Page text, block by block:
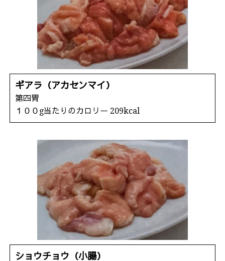
ギアラ（アカセンマイ）
第四胃
１００g当たりのカロリー 209kcal
ショウチョウ（小腸）